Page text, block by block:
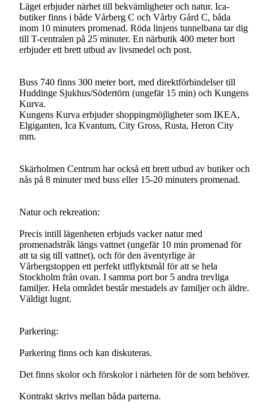
Läget erbjuder närhet till bekvämligheter och natur. Ica-
butiker finns i både Vårberg C och Vårby Gård C, båda
inom 10 minuters promenad. Röda linjens tunnelbana tar dig
till T-centralen på 25 minuter. En närbutik 400 meter bort
erbjuder ett brett utbud av livsmedel och post.
Buss 740 finns 300 meter bort, med direktförbindelser till
Huddinge Sjukhus/Södertörn (ungefär 15 min) och Kungens
Kurva.
Kungens Kurva erbjuder shoppingmöjligheter som IKEA,
Elgiganten, Ica Kvantum, City Gross, Rusta, Heron City
mm.
Skärholmen Centrum har också ett brett utbud av butiker och
nås på 8 minuter med buss eller 15-20 minuters promenad.
Natur och rekreation:
Precis intill lägenheten erbjuds vacker natur med
promenadstråk längs vattnet (ungefär 10 min promenad för
att ta sig till vattnet), och för den äventyrlige är
Vårbergstoppen ett perfekt utflyktsmål för att se hela
Stockholm från ovan. I samma port bor 5 andra trevliga
familjer. Hela området består mestadels av familjer och äldre.
Väldigt lugnt.
Parkering:
Parkering finns och kan diskuteras.
Det finns skolor och förskolor i närheten för de som behöver.
Kontrakt skrivs mellan båda parterna.